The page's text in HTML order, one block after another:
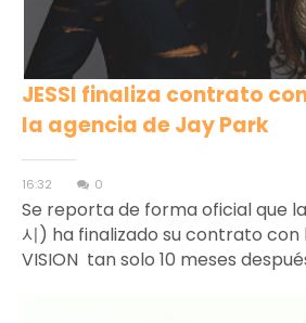
JESSI finaliza contrato con
la agencia de Jay Park
16:32 0
Se reporta de forma oficial que
시) ha finalizado su contrato con
VISION tan solo 10 meses